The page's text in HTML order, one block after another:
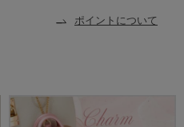
ポイントについて